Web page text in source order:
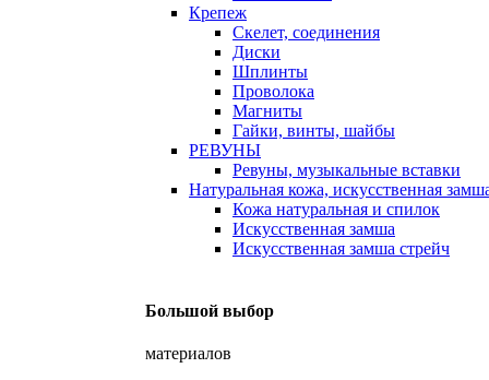
Крепеж
Скелет, соединения
Диски
Шплинты
Проволока
Магниты
Гайки, винты, шайбы
РЕВУНЫ
Ревуны, музыкальные вставки
Натуральная кожа, искусственная
Кожа натуральная и спилок
Искусственная замша
Искусственная замша стрейч
Большой выбор
материалов